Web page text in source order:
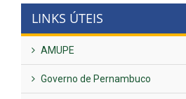
LINKS ÚTEIS
AMUPE
Governo de Pernambuco